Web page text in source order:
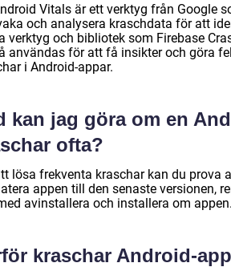
Vitals är ett verktyg från Google
och analysera kraschdata för att
verktyg och bibliotek som Firebase
användas för att få insikter och göra
i Android-appar.
kan jag göra om en
ofta?
lösa frekventa kraschar kan du prova
appen till den senaste versionen,
avinstallera och installera om appen.
kraschar Android-